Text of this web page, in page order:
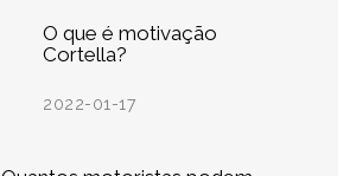
O que é motivação
Cortella?
2022-01-17